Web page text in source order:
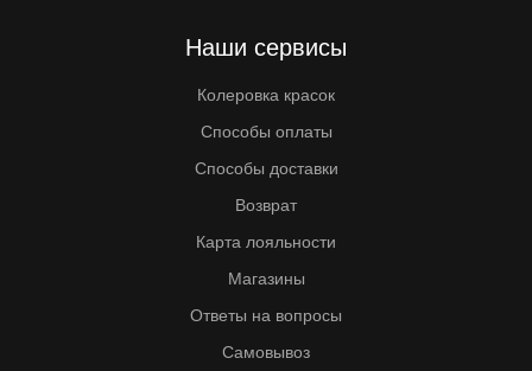
Наши сервисы
Колеровка красок
Способы оплаты
Способы доставки
Возврат
Карта лояльности
Магазины
Ответы на вопросы
Самовывоз